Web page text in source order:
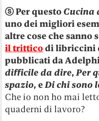
ⓢ Per questo Cucina
uno dei migliori
altre cose che sanno
il tritticodi libriccini
pubblicati da
difficile da dire,Per
spazio, eDi chi sono
Che io non ho mai
quaderni di lavoro?